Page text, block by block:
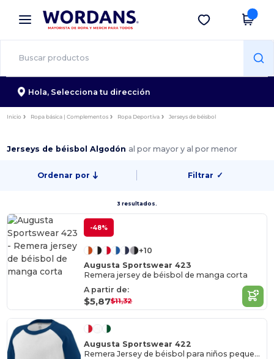
× App de Wordans
¡Mejores precios en app!
Descargar app
Hola, Selecciona tu dirección
Inicio Ropa básica | Complementos Ropa Deportiva Jerseys de béisbol
Jerseys de béisbol Algodón al por mayor y al por menor
Ordenar por Filtrar ✓
3 resultados.
-48%
+10
Augusta Sportswear 423
Remera jersey de béisbol de manga corta
A partir de:
$5,87$11,32
Augusta Sportswear 422
Remera Jersey de béisbol para niños pequeños